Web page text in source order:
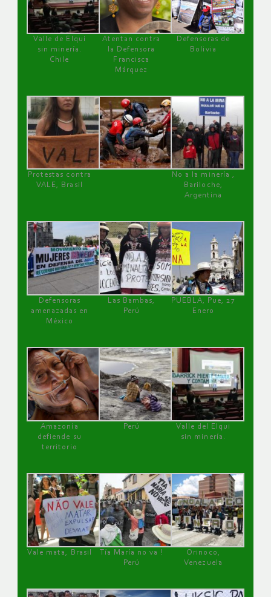
Valle de Elqui
sin minería.
Chile
Atentan contra
la Defensora
Francisca
Márquez
Defensoras de
Bolivia
Protestas contra
VALE, Brasil
No a la minería ,
Bariloche,
Argentina
Defensoras
amenazadas en
México
Las Bambas,
Perú
PUEBLA, Pue, 27
Enero
Amazonía
defiende su
territorio
Perú
Valle del Elqui
sin minería.
Vale mata, Brasil
Tía María no va !
Perú
Orinoco,
Venezuela